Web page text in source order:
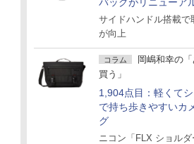
サイドハンドル搭載で
が向上
コラム
岡嶋和幸の
買う」
1,904点目：軽くて
で持ち歩きやすいカ
グ
ニコン「FLX ショルダ